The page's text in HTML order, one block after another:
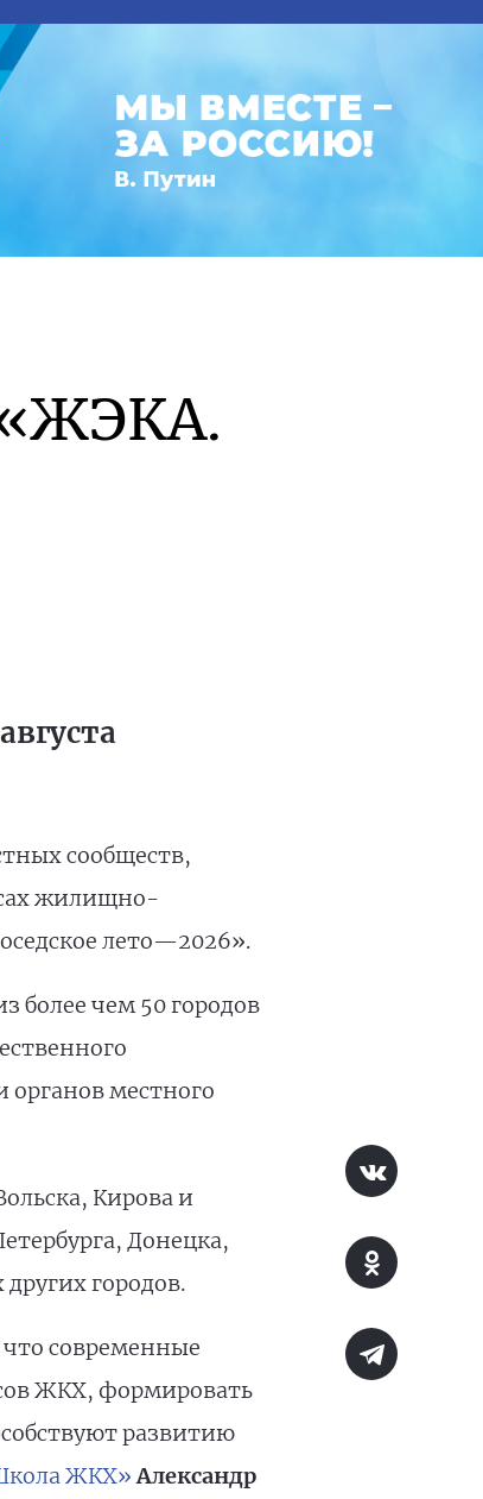
сообществ,
жилищно-
лето—2026».
более чем 50 городов
органов местного
Кирова и
Донецка,
городов.
современные
ЖКХ, формировать
развитию
ЖКХ»Александр